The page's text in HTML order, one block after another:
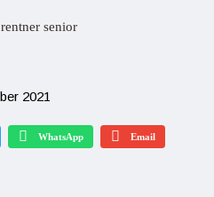
2021
WhatsApp Email